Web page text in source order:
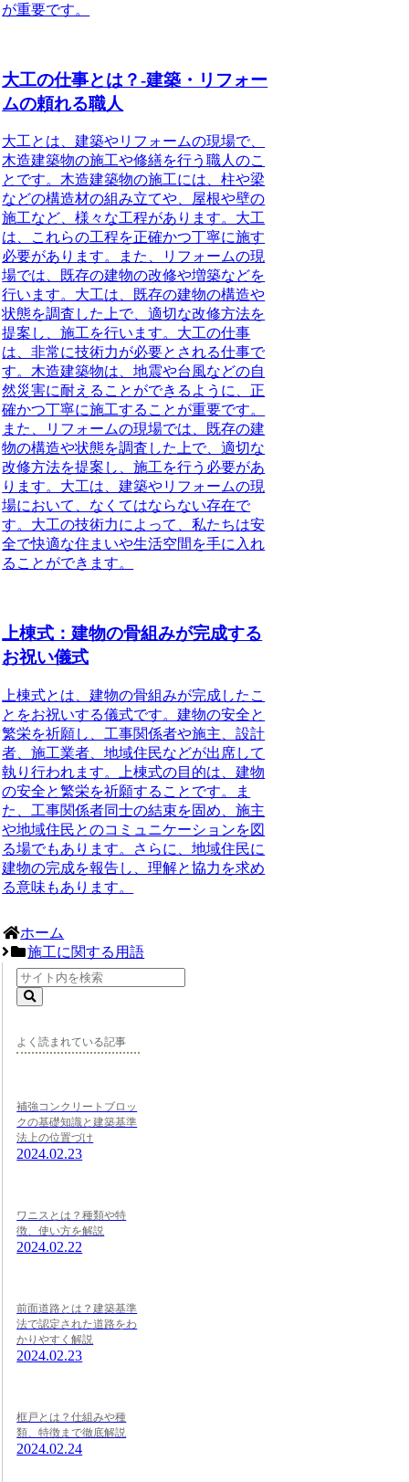
が重要です。
大工の仕事とは？-建築・リフォー
ムの頼れる職人
大工とは、建築やリフォームの現場で、
木造建築物の施工や修繕を行う職人のこ
とです。木造建築物の施工には、柱や梁
などの構造材の組み立てや、屋根や壁の
施工など、様々な工程があります。大工
は、これらの工程を正確かつ丁寧に施す
必要があります。また、リフォームの現
場では、既存の建物の改修や増築などを
行います。大工は、既存の建物の構造や
状態を調査した上で、適切な改修方法を
提案し、施工を行います。大工の仕事
は、非常に技術力が必要とされる仕事で
す。木造建築物は、地震や台風などの自
然災害に耐えることができるように、正
確かつ丁寧に施工することが重要です。
また、リフォームの現場では、既存の建
物の構造や状態を調査した上で、適切な
改修方法を提案し、施工を行う必要があ
ります。大工は、建築やリフォームの現
場において、なくてはならない存在で
す。大工の技術力によって、私たちは安
全で快適な住まいや生活空間を手に入れ
ることができます。
上棟式：建物の骨組みが完成する
お祝い儀式
上棟式とは、建物の骨組みが完成したこ
とをお祝いする儀式です。建物の安全と
繁栄を祈願し、工事関係者や施主、設計
者、施工業者、地域住民などが出席して
執り行われます。上棟式の目的は、建物
の安全と繁栄を祈願することです。ま
た、工事関係者同士の結束を固め、施主
や地域住民とのコミュニケーションを図
る場でもあります。さらに、地域住民に
建物の完成を報告し、理解と協力を求め
る意味もあります。
ホーム
施工に関する用語
よく読まれている記事
補強コンクリートブロッ
クの基礎知識と建築基準
法上の位置づけ
2024.02.23
ワニスとは？種類や特
徴、使い方を解説
2024.02.22
前面道路とは？建築基準
法で認定された道路をわ
かりやすく解説
2024.02.23
框戸とは？仕組みや種
類、特徴まで徹底解説
2024.02.24